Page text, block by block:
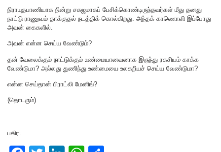
நிராயுதபாணியாக நின்று சகஜமாகப் பேசிக்கொண்டிருந்தவர்கள் மீது தனது
நாட்டு ராணுவம் தாக்குதல் நடத்திக் கொல்கிறது. அந்தக் காணொளி இப்போது
அவன் கைகளில்.
அவன் என்ன செய்ய வேண்டும்?
தன் வேலைக்கும் நாட்டுக்கும் உண்மையானவனாக இருந்து ரகசியம் காக்க
வேண்டுமா? அல்லது துணிந்து உண்மையை உலகறியச் செய்ய வேண்டுமா?
என்ன செய்தான் பிராட்லி மேனிங்?
(தொடரும்)
பகிர: